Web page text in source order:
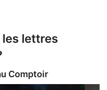
lettres
Comptoir